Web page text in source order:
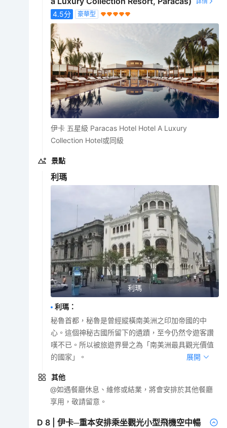
4.5分 豪華型
伊卡 五星級 Paracas Hotel Hotel A Luxury
Collection Hotel或同級
景點
利瑪
利瑪
利瑪 ：
秘魯首都，秘魯是曾經縱橫南美洲之印加帝國的中
心。這個神秘古國所留下的遺蹟，至今仍然令遊客讚
嘆不已。所以被旅遊界譽之為「南美洲最具觀光價值
的國家」。
展開
其他
@如遇餐廳休息、維修或結業，將會安排於其他餐廳
享用，敬請留意。
D 8 |伊卡─重本安排乘坐觀光小型飛機空中暢